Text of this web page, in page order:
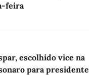
feira
escolhido vice na
para presidente